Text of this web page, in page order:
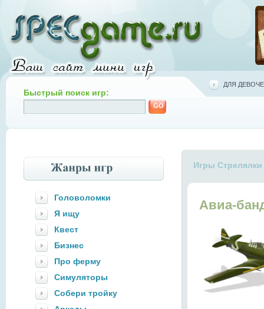
ДЛЯ
Быстрый поиск игр:
Головоломки
Я ищу
Квест
Бизнес
Про ферму
Симуляторы
Собери тройку
Игры Стрелялки
Авиа-